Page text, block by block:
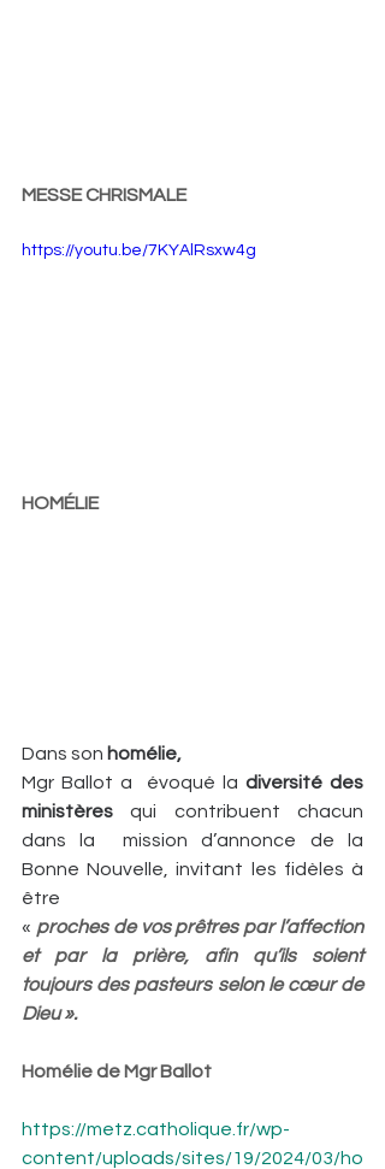
MESSE CHRISMALE
https://youtu.be/7KYAlRsxw4g
HOMÉLIE
Dans son homélie,
Mgr Ballot a  évoqué la diversité des
ministères qui contribuent chacun
dans la  mission d’annonce de la
Bonne Nouvelle, invitant les fidèles à
être
« proches de vos prêtres par l’affection
et par la prière, afin qu’ils soient
toujours des pasteurs selon le cœur de
Dieu ».
Homélie de Mgr Ballot
https://metz.catholique.fr/wp-
content/uploads/sites/19/2024/03/ho